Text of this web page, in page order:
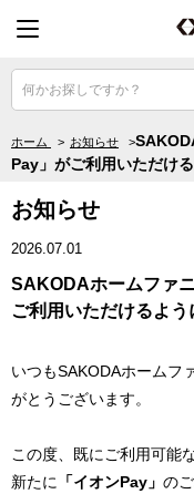
何かお探しですか？
ホーム > お知らせ >
Pay」がご利用いただけ
お知らせ
2026.07.01
SAKODAホームファ
ご利用いただけるよう
いつもSAKODAホームフ
がとうございます。
この度、既にご利用可能
新たに
「イオンPay」 の